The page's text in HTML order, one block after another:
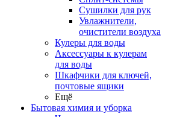
Сушилки для рук
Увлажнители,
очистители воздуха
Кулеры для воды
Аксессуары к кулерам
для воды
Шкафчики для ключей,
почтовые ящики
Ещё
Бытовая химия и уборка